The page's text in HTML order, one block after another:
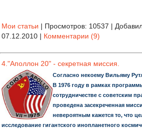
Мои статьи | Просмотров: 10537 |
07.12.2010 | Комментарии (9)
4."Аполлон 20" - секретная миссия.
Согласно некоему Вильяму
В 1976 году в рамках
сотрудничестве с советским
проведена засекреченная
невероятным кажется то, что
исследование гигантского инопланетного